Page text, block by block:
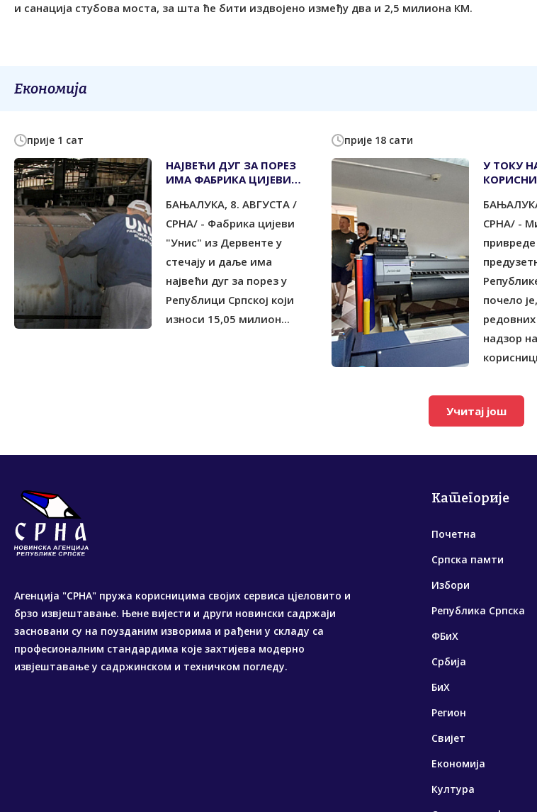
и санација стубова моста, за шта ће бити издвојено између два и 2,5 милиона КМ.
Економија
прије 1 сат
НАЈВЕЋИ ДУГ ЗА ПОРЕЗ
ИМА ФАБРИКА ЦИЈЕВИ
СТЕЧАЈУ
БАЊАЛУКА, 8. АВГУСТА /
СРНА/ - Фабрика цијеви
"Унис" из Дервенте у
стечају и даље има
највећи дуг за порез у
Републици Српској који
износи 15,05 милион...
прије 18 сати
У ТОКУ
УЛАГАЊА
СРНА/ -
почело
надзор
Учитај још
Агенција "СРНА" пружа корисницима својих сервиса цјеловито и
брзо извјештавање. Њене вијести и други новински садржаји
засновани су на поузданим изворима и рађени у складу са
професионалним стандардима које захтијева модерно
извјештавање у садржинском и техничком погледу.
Категорије
Почетна
Српска памти
Избори
Република Српска
ФБиХ
Србија
БиХ
Регион
Свијет
Економија
Култура